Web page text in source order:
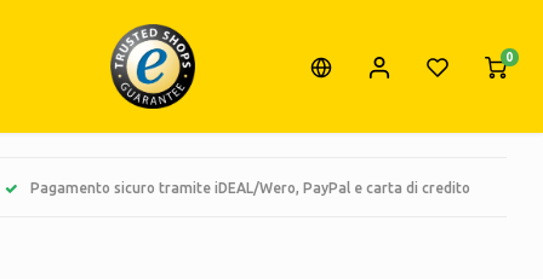
0
Pagamento sicuro tramite iDEAL/Wero, PayPal e carta di credito